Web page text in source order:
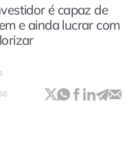
é capaz de
e ainda lucrar com